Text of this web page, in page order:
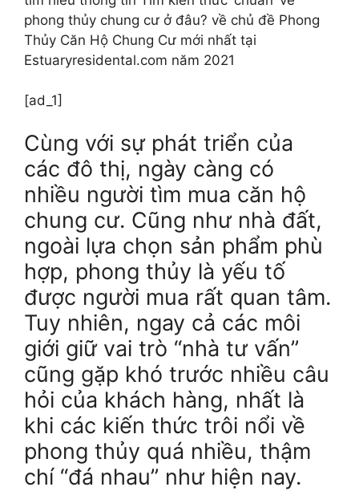
phong thủy chung cư ở đâu? về chủ đề Phong
Thủy Căn Hộ Chung Cư mới nhất tại
Estuaryresidental.com năm 2021
[ad_1]
Cùng với sự phát triển của
các đô thị, ngày càng có
nhiều người tìm mua căn hộ
chung cư. Cũng như nhà đất,
ngoài lựa chọn sản phẩm phù
hợp, phong thủy là yếu tố
được người mua rất quan tâm.
Tuy nhiên, ngay cả các môi
giới giữ vai trò “nhà tư vấn”
cũng gặp khó trước nhiều câu
hỏi của khách hàng, nhất là
khi các kiến thức trôi nổi về
phong thủy quá nhiều, thậm
chí “đá nhau” như hiện nay.